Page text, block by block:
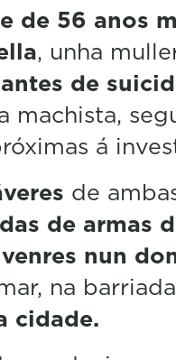
de 56 anos
, unha
de
machista,
á
de
de armas
nun
na
cidade.